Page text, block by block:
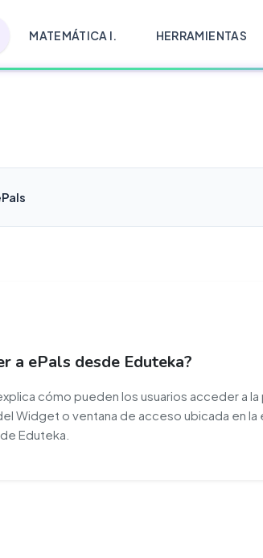
MATEMÁTICA I. HERRAMIENTAS
a ePals desde Eduteka?
cómo pueden los usuarios acceder a la
Widget o ventana de acceso ubicada en
Eduteka.